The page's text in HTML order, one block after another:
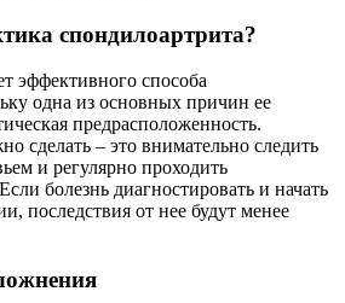
спондилоартрита?
эффективного способа
одна из основных причин ее
предрасположенность.
сделать – это внимательно следить
и регулярно проходить
болезнь диагностировать и начать
последствия от нее будут менее